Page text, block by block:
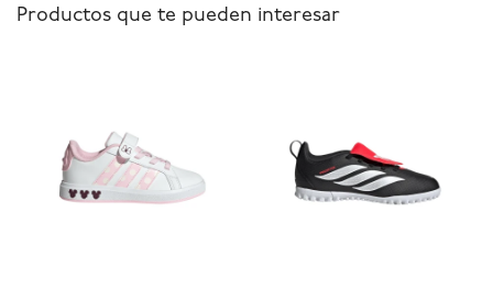
Productos que te pueden interesar